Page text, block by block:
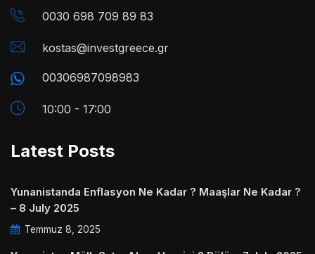
0030 698 709 89 83
kostas@investgreece.gr
00306987098983
10:00 - 17:00
Latest Posts
Yunanistanda Enflasyon Ne Kadar ? Maaşlar Ne Kadar ?
– 8 July 2025
Temmuz 8, 2025